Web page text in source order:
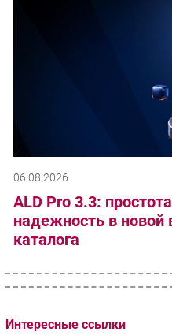
06.08.2026
ALD Pro 3.3:
надежность в новой
каталога
Интересные ссылки